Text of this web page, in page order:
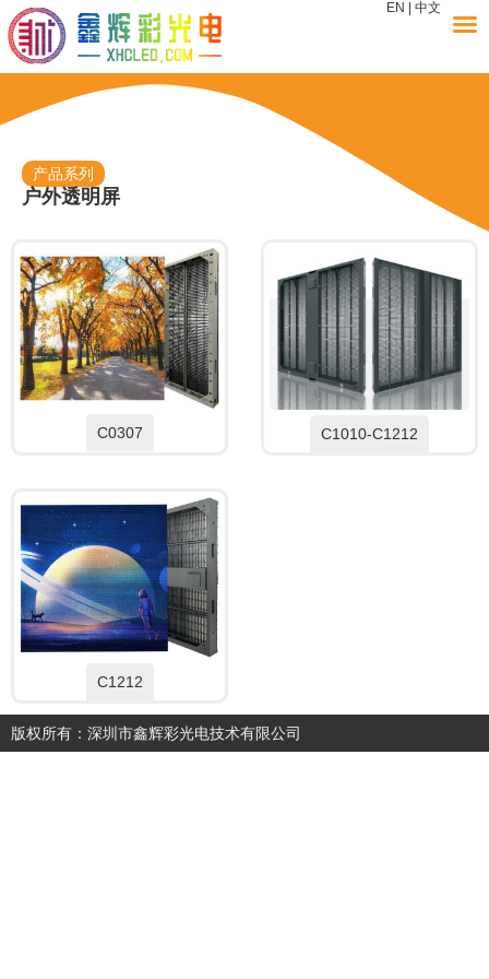
EN 中文
产品系列
户外透明屏
C0307 C1010-C1212
C1212
版权所有：深圳市鑫辉彩光电技术有限公司